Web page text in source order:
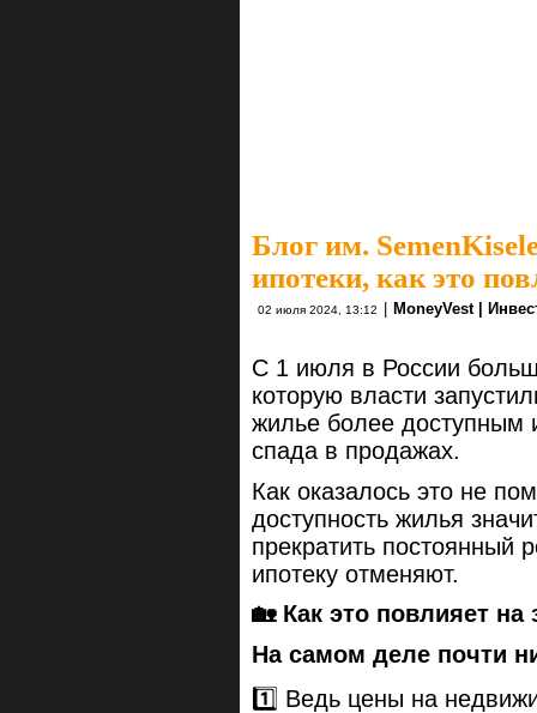
Блог им.
ипотеки, как это
02 июля 2024, 13:12 | MoneyVest |
С 1 июля в России
которую власти
жилье более доступным
спада в продажах.
Как оказалось это не
доступность жилья
прекратить постоянный
ипотеку отменяют.
🏡 Как это повлияет на
На самом деле почти
1️⃣ Ведь цены на